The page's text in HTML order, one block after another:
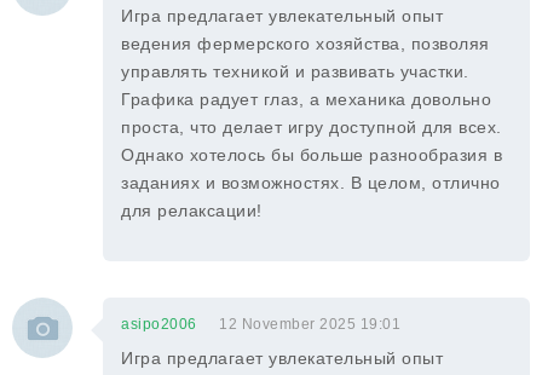
Игра предлагает увлекательный опыт
ведения фермерского хозяйства, позволяя
управлять техникой и развивать участки.
Графика радует глаз, а механика довольно
проста, что делает игру доступной для всех.
Однако хотелось бы больше разнообразия в
заданиях и возможностях. В целом, отлично
для релаксации!
asipo2006 12 November 2025 19:01
Игра предлагает увлекательный опыт